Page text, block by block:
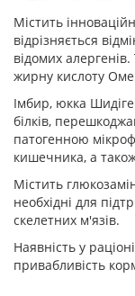
Містить
відрізняється
відомих
жирну кислоту
Імбир, юкка
білків,
патогенною
кишечника, а
Містить
необхідні для
скелетних м'язів.
Наявність у
привабливість